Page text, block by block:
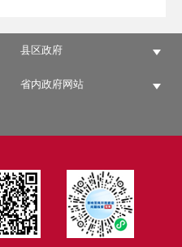
县区政府
省内政府网站